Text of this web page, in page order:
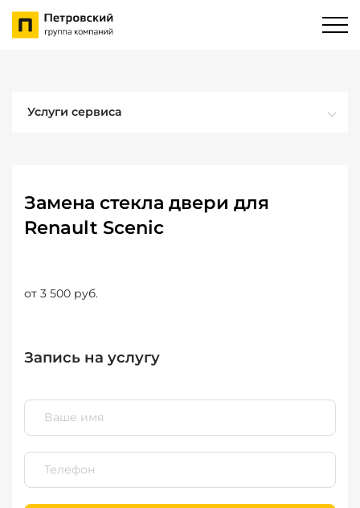
Услуги сервиса
Замена стекла двери для
Renault Scenic
от 3 500 руб.
Запись на услугу